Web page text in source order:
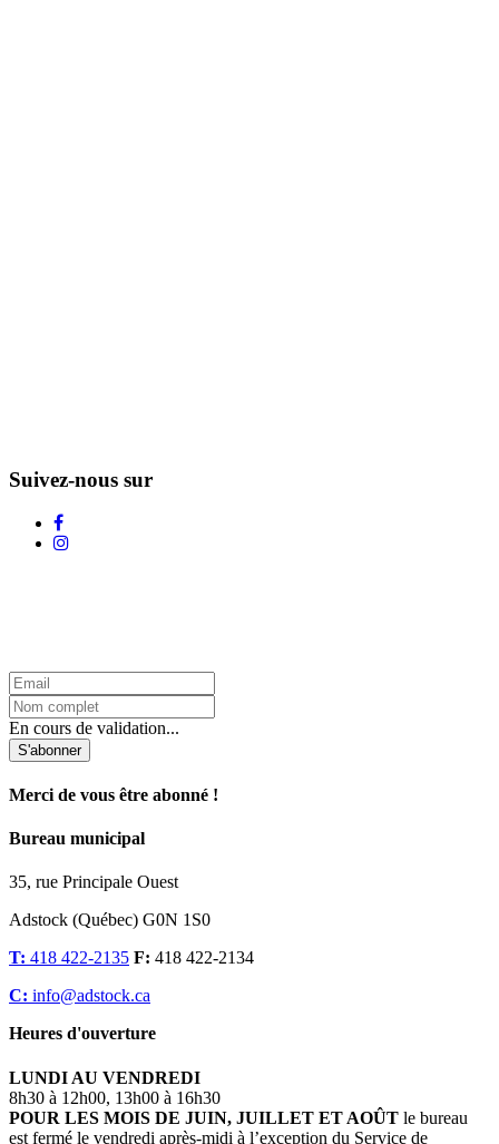
Suivez-nous sur
En cours de validation...
S'abonner
Merci de vous être abonné !
Bureau municipal
35, rue Principale Ouest
Adstock (Québec) G0N 1S0
T: 418 422-2135 F: 418 422-2134
C: info@adstock.ca
Heures d'ouverture
LUNDI AU VENDREDI
8h30 à 12h00, 13h00 à 16h30
POUR LES MOIS DE JUIN, JUILLET ET AOÛT le bureau
est fermé le vendredi après-midi à l’exception du Service de